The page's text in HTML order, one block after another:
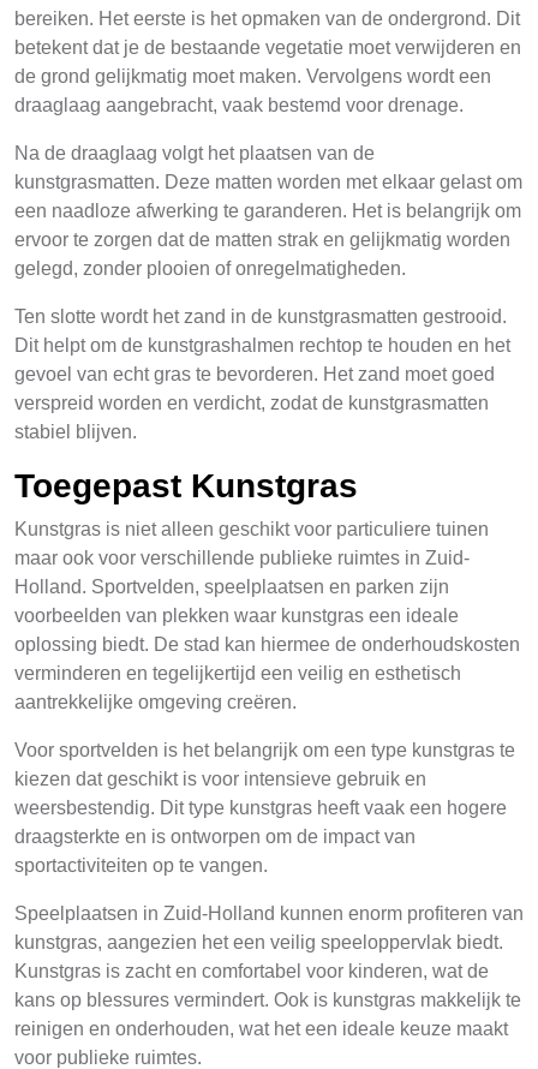
bereiken. Het eerste is het opmaken van de ondergrond. Dit
betekent dat je de bestaande vegetatie moet verwijderen en
de grond gelijkmatig moet maken. Vervolgens wordt een
draaglaag aangebracht, vaak bestemd voor drenage.
Na de draaglaag volgt het plaatsen van de
kunstgrasmatten. Deze matten worden met elkaar gelast om
een naadloze afwerking te garanderen. Het is belangrijk om
ervoor te zorgen dat de matten strak en gelijkmatig worden
gelegd, zonder plooien of onregelmatigheden.
Ten slotte wordt het zand in de kunstgrasmatten gestrooid.
Dit helpt om de kunstgrashalmen rechtop te houden en het
gevoel van echt gras te bevorderen. Het zand moet goed
verspreid worden en verdicht, zodat de kunstgrasmatten
stabiel blijven.
Toegepast Kunstgras
Kunstgras is niet alleen geschikt voor particuliere tuinen
maar ook voor verschillende publieke ruimtes in Zuid-
Holland. Sportvelden, speelplaatsen en parken zijn
voorbeelden van plekken waar kunstgras een ideale
oplossing biedt. De stad kan hiermee de onderhoudskosten
verminderen en tegelijkertijd een veilig en esthetisch
aantrekkelijke omgeving creëren.
Voor sportvelden is het belangrijk om een type kunstgras te
kiezen dat geschikt is voor intensieve gebruik en
weersbestendig. Dit type kunstgras heeft vaak een hogere
draagsterkte en is ontworpen om de impact van
sportactiviteiten op te vangen.
Speelplaatsen in Zuid-Holland kunnen enorm profiteren van
kunstgras, aangezien het een veilig speeloppervlak biedt.
Kunstgras is zacht en comfortabel voor kinderen, wat de
kans op blessures vermindert. Ook is kunstgras makkelijk te
reinigen en onderhouden, wat het een ideale keuze maakt
voor publieke ruimtes.